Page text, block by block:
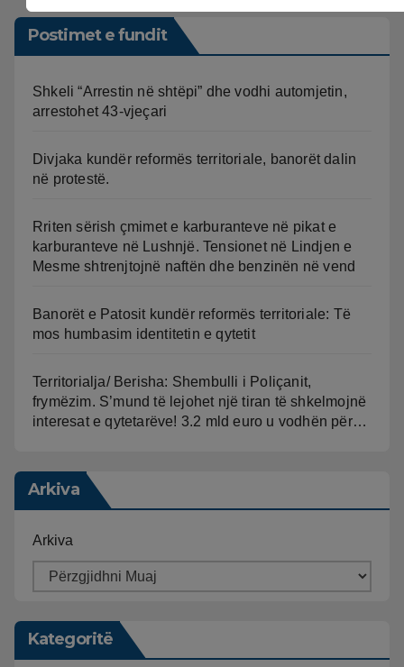
Postimet e fundit
Shkeli “Arrestin në shtëpi” dhe vodhi automjetin,
arrestohet 43-vjeçari
Divjaka kundër reformës territoriale, banorët dalin
në protestë.
Rriten sërish çmimet e karburanteve në pikat e
karburanteve në Lushnjë. Tensionet në Lindjen e
Mesme shtrenjtojnë naftën dhe benzinën në vend
Banorët e Patosit kundër reformës territoriale: Të
mos humbasim identitetin e qytetit
Territorialja/ Berisha: Shembulli i Poliçanit,
frymëzim. S’mund të lejohet një tiran të shkelmojnë
interesat e qytetarëve! 3.2 mld euro u vodhën për…
Arkiva
Arkiva
Kategoritë